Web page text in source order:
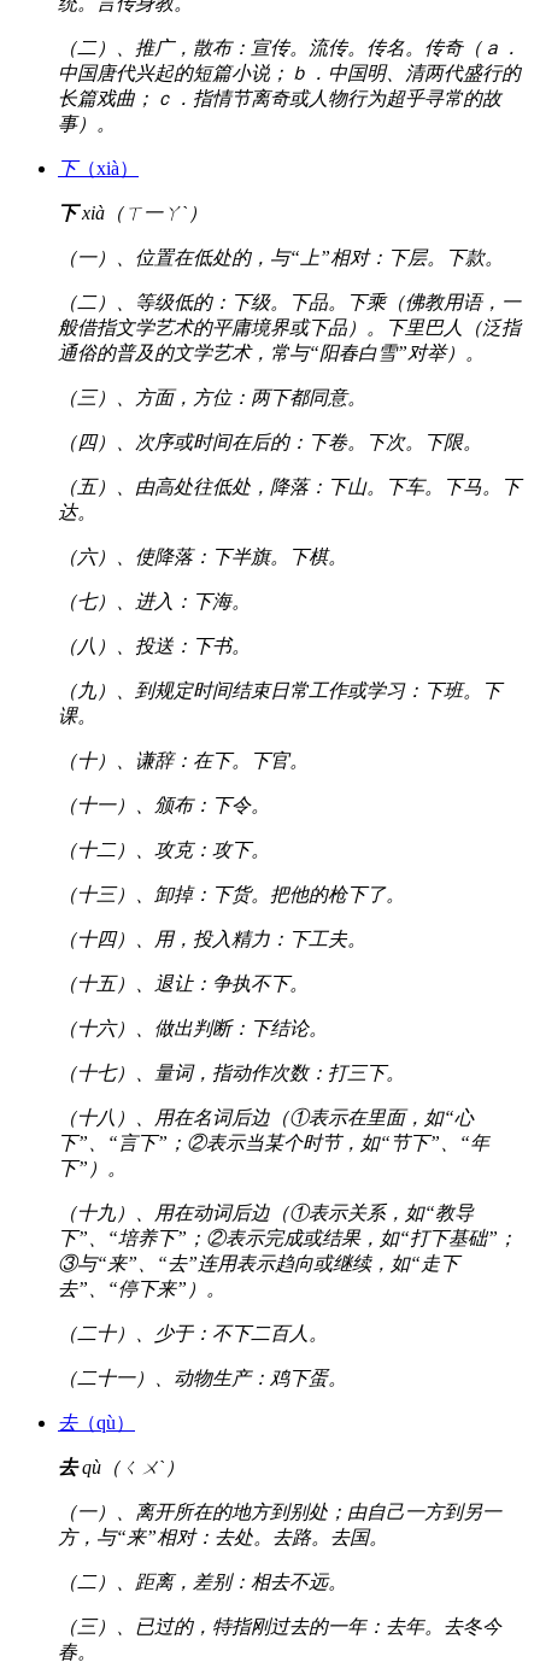
（二）、推广，散布：宣传。流传。传名。传奇（ａ．
中国唐代兴起的短篇小说；ｂ．中国明、清两代盛行的
长篇戏曲；ｃ．指情节离奇或人物行为超乎寻常的故
事）。
下（xià）
下xià（ㄒ一ㄚˋ）
（一）、位置在低处的，与“上”相对：下层。下款。
（二）、等级低的：下级。下品。下乘（佛教用语，一
般借指文学艺术的平庸境界或下品）。下里巴人（泛指
通俗的普及的文学艺术，常与“阳春白雪”对举）。
（三）、方面，方位：两下都同意。
（四）、次序或时间在后的：下卷。下次。下限。
（五）、由高处往低处，降落：下山。下车。下马。下
达。
（六）、使降落：下半旗。下棋。
（七）、进入：下海。
（八）、投送：下书。
（九）、到规定时间结束日常工作或学习：下班。下
课。
（十）、谦辞：在下。下官。
（十一）、颁布：下令。
（十二）、攻克：攻下。
（十三）、卸掉：下货。把他的枪下了。
（十四）、用，投入精力：下工夫。
（十五）、退让：争执不下。
（十六）、做出判断：下结论。
（十七）、量词，指动作次数：打三下。
（十八）、用在名词后边（①表示在里面，如“心
下”、“言下”；②表示当某个时节，如“节下”、“年
下”）。
（十九）、用在动词后边（①表示关系，如“教导
下”、“培养下”；②表示完成或结果，如“打下基础”；
③与“来”、“去”连用表示趋向或继续，如“走下
去”、“停下来”）。
（二十）、少于：不下二百人。
（二十一）、动物生产：鸡下蛋。
去（qù）
去qù（ㄑㄨˋ）
（一）、离开所在的地方到别处；由自己一方到另一
方，与“来”相对：去处。去路。去国。
（二）、距离，差别：相去不远。
（三）、已过的，特指刚过去的一年：去年。去冬今
春。